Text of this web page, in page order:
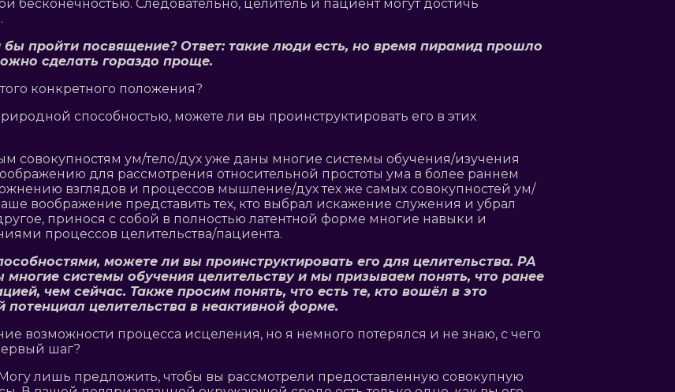
бесконечностью. Следовательно, целитель и пациент могут достичь
пройти посвящение? Ответ: такие люди есть, но время пирамид прошло
сделать гораздо проще.
конкретного положения?
способностью, можете ли вы проинструктировать его в этих
совокупностям ум/тело/дух уже даны многие системы обучения/изучения
для рассмотрения относительной простоты ума в более раннем
взглядов и процессов мышление/дух тех же самых совокупностей ум/
воображение представить тех, кто выбрал искажение служения и убрал
принося с собой в полностью латентной форме многие навыки и
процессов целительства/пациента.
можете ли вы проинструктировать его для целительства. РА
системы обучения целительству и мы призываем понять, что ранее
чем сейчас. Также просим понять, что есть те, кто вошёл в это
целительства в неактивной форме.
возможности процесса исцеления, но я немного потерялся и не знаю, с чего
шаг?
лишь предложить, чтобы вы рассмотрели предоставленную совокупную